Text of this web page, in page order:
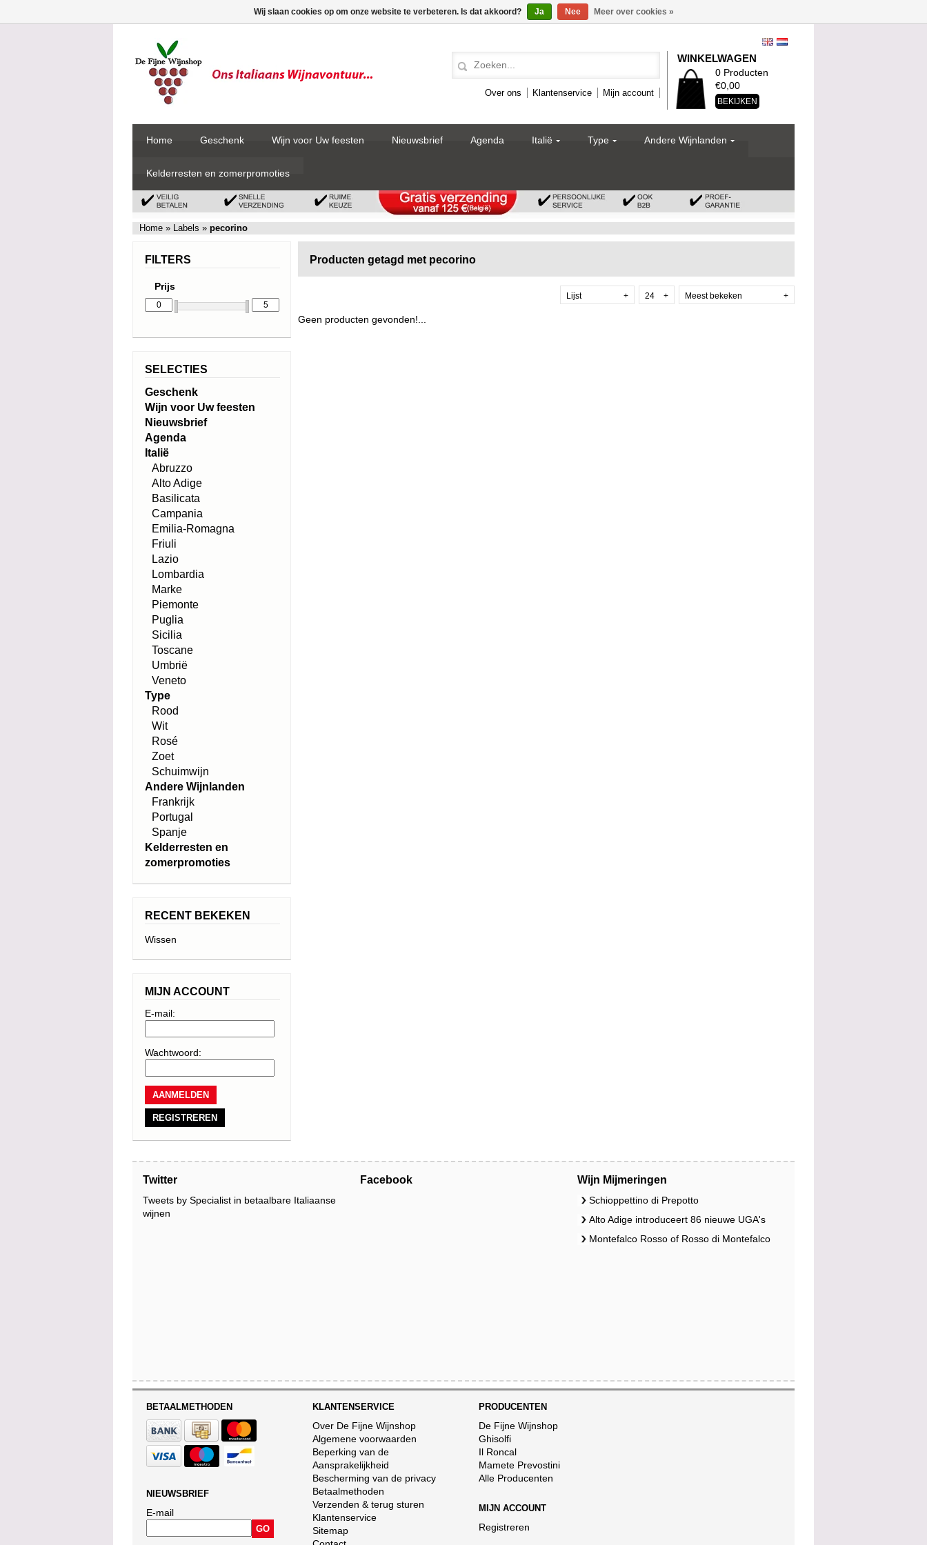
Over ons Klantenservice Mijn account
WINKELWAGEN
0 Producten
€0,00
BEKIJKEN
Home Geschenk Wijn voor Uw feesten Nieuwsbrief Agenda Italië Type Andere Wijnlanden
Kelderresten en zomerpromoties
Home » Labels » pecorino
Producten getagd met pecorino
Meest bekeken +
24 +
Lijst +
Geen producten gevonden!...
FILTERS
Prijs
SELECTIES
Geschenk
Wijn voor Uw feesten
Nieuwsbrief
Agenda
Italië
Abruzzo
Alto Adige
Basilicata
Campania
Emilia-Romagna
Friuli
Lazio
Lombardia
Marke
Piemonte
Puglia
Sicilia
Toscane
Umbrië
Veneto
Type
Rood
Wit
Rosé
Zoet
Schuimwijn
Andere Wijnlanden
Frankrijk
Portugal
Spanje
Kelderresten en
zomerpromoties
RECENT BEKEKEN
Wissen
MIJN ACCOUNT
E-mail:
Wachtwoord:
REGISTREREN
Twitter
Tweets by Specialist in betaalbare Italiaanse
wijnen
Facebook Wijn Mijmeringen
Schioppettino di Prepotto
Alto Adige introduceert 86 nieuwe UGA's
Montefalco Rosso of Rosso di Montefalco
BETAALMETHODEN
NIEUWSBRIEF
E-mail
KLANTENSERVICE
Over De Fijne Wijnshop
Algemene voorwaarden
Beperking van de
Aansprakelijkheid
Bescherming van de privacy
Betaalmethoden
Verzenden & terug sturen
Klantenservice
Sitemap
PRODUCENTEN
De Fijne Wijnshop
Ghisolfi
Il Roncal
Mamete Prevostini
Alle Producenten
MIJN ACCOUNT
Registreren
Wij slaan cookies op om onze website te verbeteren. Is dat akkoord? Ja Nee Meer over cookies »